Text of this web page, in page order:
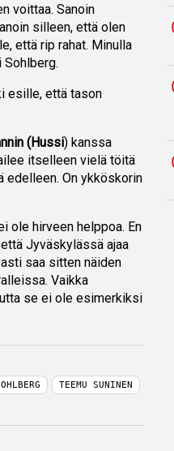
voittaa. Sanoin
silleen, että olen
että rip rahat. Minulla
Sohlberg.
esille, että tason
(Hussi) kanssa
itselleen vielä töitä
edelleen. On ykköskorin
ole hirveen helppoa. En
Jyväskylässä ajaa
saa sitten näiden
Vaikka
se ei ole esimerkiksi
TEEMU SUNINEN